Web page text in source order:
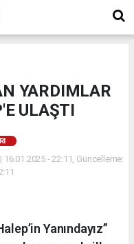
YARDIMLAR
ULAŞTI
- 22:11, Güncelleme:
Yanındayız”